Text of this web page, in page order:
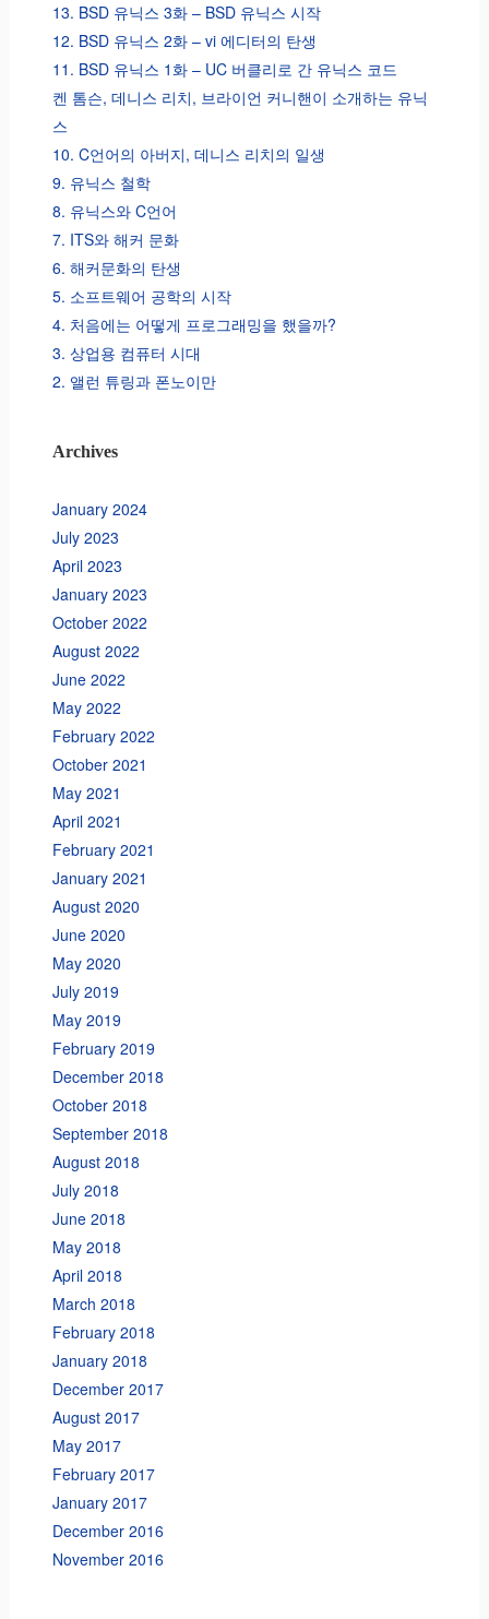
13. BSD 유닉스 3화 – BSD 유닉스 시작
12. BSD 유닉스 2화 – vi 에디터의 탄생
11. BSD 유닉스 1화 – UC 버클리로 간 유닉스 코드
켄 톰슨, 데니스 리치, 브라이언 커니핸이 소개하는 유닉
스
10. C언어의 아버지, 데니스 리치의 일생
9. 유닉스 철학
8. 유닉스와 C언어
7. ITS와 해커 문화
6. 해커문화의 탄생
5. 소프트웨어 공학의 시작
4. 처음에는 어떻게 프로그래밍을 했을까?
3. 상업용 컴퓨터 시대
2. 앨런 튜링과 폰노이만
Archives
January 2024
July 2023
April 2023
January 2023
October 2022
August 2022
June 2022
May 2022
February 2022
October 2021
May 2021
April 2021
February 2021
January 2021
August 2020
June 2020
May 2020
July 2019
May 2019
February 2019
December 2018
October 2018
September 2018
August 2018
July 2018
June 2018
May 2018
April 2018
March 2018
February 2018
January 2018
December 2017
August 2017
May 2017
February 2017
January 2017
December 2016
November 2016